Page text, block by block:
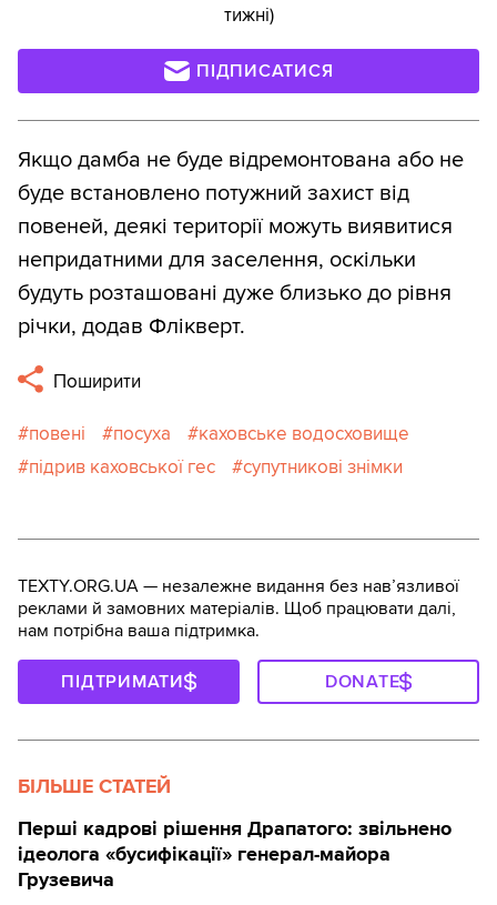
тижні)
ПІДПИСАТИСЯ
Якщо дамба не буде відремонтована або не
буде встановлено потужний захист від
повеней, деякі території можуть виявитися
непридатними для заселення, оскільки
будуть розташовані дуже близько до рівня
річки, додав Флікверт.
Поширити
повені посуха
каховське водосховище
підрив каховської гес
супутникові знімки
TEXTY.ORG.UA — незалежне видання без навʼязливої
реклами й замовних матеріалів. Щоб працювати далі,
нам потрібна ваша підтримка.
ПІДТРИМАТИ DONATE
БІЛЬШЕ СТАТЕЙ
Перші кадрові рішення Драпатого: звільнено
ідеолога «бусифікації» генерал-майора
Грузевича